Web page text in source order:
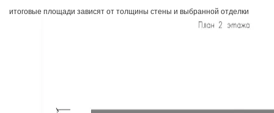
итоговые площади зависят от толщины стены и выбранной отделки